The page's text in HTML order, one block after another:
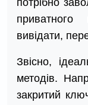
потрібно
вивідати,
Звісно,
методів.
закритий